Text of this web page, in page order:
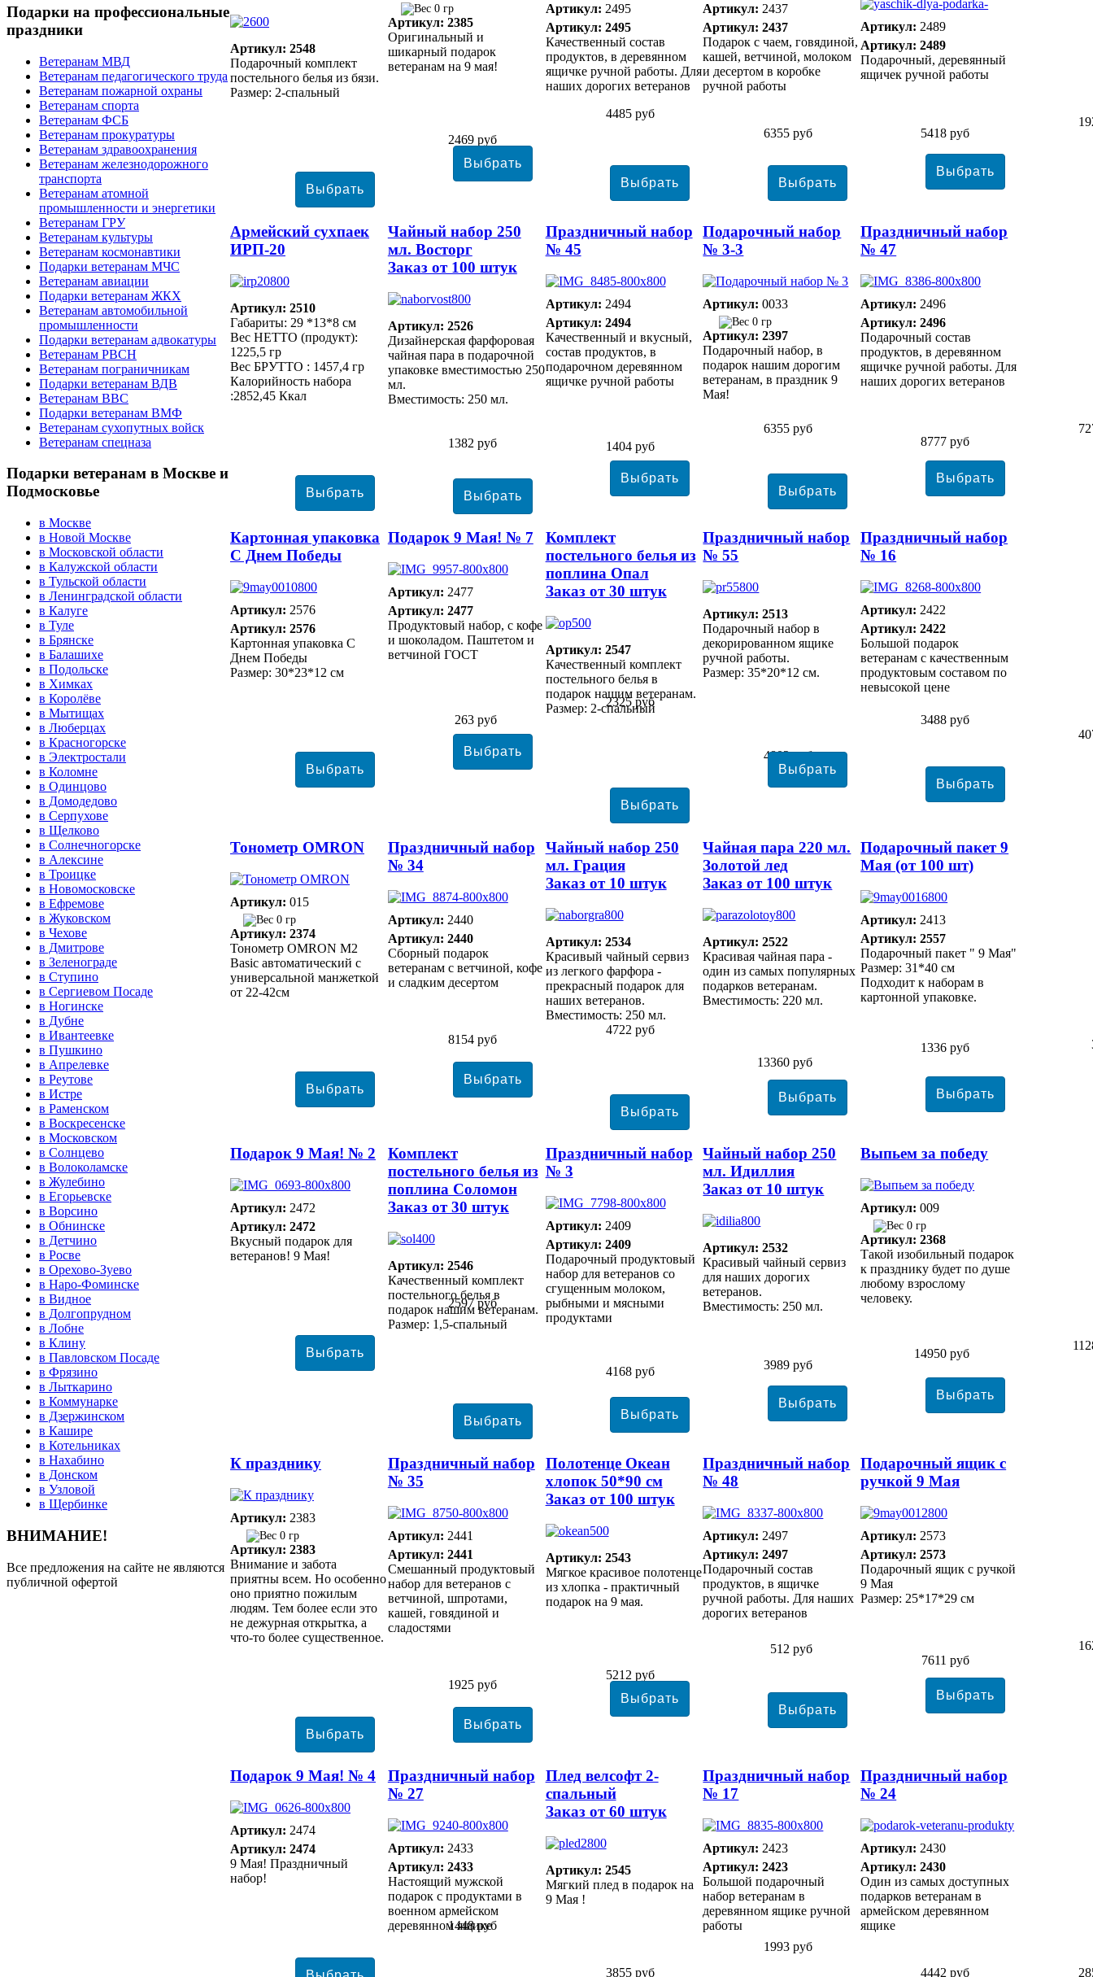
Артикул: 2548
Подарочный комплект
постельного белья из бязи.
Размер: 2-спальный
2469 руб
0 гр
Артикул: 2385
Оригинальный и
шикарный подарок
ветеранам на 9 мая!
4485 руб
Артикул: 2495
Артикул: 2495
Качественный состав
продуктов, в деревянном
ящичке ручной работы. Для
наших дорогих ветеранов
6355 руб
Артикул: 2437
Артикул: 2437
Подарок с чаем, говядиной,
кашей, ветчиной, молоком
и десертом в коробке
ручной работы
5418 руб
Артикул: 2489
Артикул: 2489
Подарочный, деревянный
ящичек ручной работы
Армейский сухпаек
ИРП-20
Артикул: 2510
Габариты: 29 *13*8 см
Вес НЕТТО (продукт):
1225,5 гр
Вес БРУТТО : 1457,4 гр
Калорийность набора
:2852,45 Ккал
1382 руб
Чайный набор 250
мл. Восторг
Заказ от 100 штук
Артикул: 2526
Дизайнерская фарфоровая
чайная пара в подарочной
упаковке вместимостью 250
мл.
Вместимость: 250 мл.
1404 руб
Праздничный набор
№ 45
Артикул: 2494
Артикул: 2494
Качественный и вкусный,
состав продуктов, в
подарочном деревянном
ящичке ручной работы
6355 руб
Подарочный набор
№ 3-3
Артикул: 0033
0 гр
Артикул: 2397
Подарочный набор, в
подарок нашим дорогим
ветеранам, в праздник 9
Мая!
8777 руб
Праздничный набор
№ 47
Артикул: 2496
Артикул: 2496
Подарочный состав
продуктов, в деревянном
ящичке ручной работы. Для
наших дорогих ветеранов
Картонная упаковка
С Днем Победы
Артикул: 2576
Артикул: 2576
Картонная упаковка С
Днем Победы
Размер: 30*23*12 см
263 руб
Подарок 9 Мая! № 7
Артикул: 2477
Артикул: 2477
Продуктовый набор, с кофе
и шоколадом. Паштетом и
ветчиной ГОСТ
2325 руб
Комплект
постельного белья из
поплина Опал
Заказ от 30 штук
Артикул: 2547
Качественный комплект
постельного белья в
подарок нашим ветеранам.
Размер: 2-спальный
4802 руб
Праздничный набор
№ 55
Артикул: 2513
Подарочный набор в
декорированном ящике
ручной работы.
Размер: 35*20*12 см.
3488 руб
Праздничный набор
№ 16
Артикул: 2422
Артикул: 2422
Большой подарок
ветеранам с качественным
продуктовым составом по
невысокой цене
Тонометр ОMRON
Артикул: 015
0 гр
Артикул: 2374
Тонометр ОMRON M2
Basic автоматический с
универсальной манжеткой
от 22-42см
8154 руб
Праздничный набор
№ 34
Артикул: 2440
Артикул: 2440
Сборный подарок
ветеранам с ветчиной, кофе
и сладким десертом
4722 руб
Чайный набор 250
мл. Грация
Заказ от 10 штук
Артикул: 2534
Красивый чайный сервиз
из легкого фарфора -
прекрасный подарок для
наших ветеранов.
Вместимость: 250 мл.
13360 руб
Чайная пара 220 мл.
Золотой лед
Заказ от 100 штук
Артикул: 2522
Красивая чайная пара -
один из самых популярных
подарков ветеранам.
Вместимость: 220 мл.
1336 руб
Подарочный пакет 9
Мая (от 100 шт)
Артикул: 2413
Артикул: 2557
Подарочный пакет " 9 Мая"
Размер: 31*40 см
Подходит к наборам в
картонной упаковке.
Подарок 9 Мая! № 2
Артикул: 2472
Артикул: 2472
Вкусный подарок для
ветеранов! 9 Мая!
2597 руб
Комплект
постельного белья из
поплина Соломон
Заказ от 30 штук
Артикул: 2546
Качественный комплект
постельного белья в
подарок нашим ветеранам.
Размер: 1,5-спальный
4168 руб
Праздничный набор
№ 3
Артикул: 2409
Артикул: 2409
Подарочный продуктовый
набор для ветеранов со
сгущенным молоком,
рыбными и мясными
продуктами
3989 руб
Чайный набор 250
мл. Идиллия
Заказ от 10 штук
Артикул: 2532
Красивый чайный сервиз
для наших дорогих
ветеранов.
Вместимость: 250 мл.
14950 руб
Выпьем за победу
Артикул: 009
0 гр
Артикул: 2368
Такой изобильный подарок
к празднику будет по душе
любому взрослому
человеку.
К празднику
Артикул: 2383
0 гр
Артикул: 2383
Внимание и забота
приятны всем. Но особенно
оно приятно пожилым
людям. Тем более если это
не дежурная открытка, а
что-то более существенное.
1925 руб
Праздничный набор
№ 35
Артикул: 2441
Артикул: 2441
Смешанный продуктовый
набор для ветеранов с
ветчиной, шпротами,
кашей, говядиной и
сладостями
5212 руб
Полотенце Океан
хлопок 50*90 см
Заказ от 100 штук
Артикул: 2543
Мягкое красивое полотенце
из хлопка - практичный
подарок на 9 мая.
512 руб
Праздничный набор
№ 48
Артикул: 2497
Артикул: 2497
Подарочный состав
продуктов, в ящичке
ручной работы. Для наших
дорогих ветеранов
7611 руб
Подарочный ящик с
ручкой 9 Мая
Артикул: 2573
Артикул: 2573
Подарочный ящик с ручкой
9 Мая
Размер: 25*17*29 см
Подарок 9 Мая! № 4
Артикул: 2474
Артикул: 2474
9 Мая! Праздничный
набор!
1448 руб
Праздничный набор
№ 27
Артикул: 2433
Артикул: 2433
Настоящий мужской
подарок с продуктами в
военном армейском
деревянном ящике
3855 руб
Плед велсофт 2-
спальный
Заказ от 60 штук
Артикул: 2545
Мягкий плед в подарок на
9 Мая !
1993 руб
Праздничный набор
№ 17
Артикул: 2423
Артикул: 2423
Большой подарочный
набор ветеранам в
деревянном ящике ручной
работы
4442 руб
Праздничный набор
№ 24
Артикул: 2430
Артикул: 2430
Один из самых доступных
подарков ветеранам в
армейском деревянном
ящике
Подарки на профессиональные
праздники
Ветеранам МВД
Ветеранам педагогического труда
Ветеранам пожарной охраны
Ветеранам спорта
Ветеранам ФСБ
Ветеранам прокуратуры
Ветеранам здравоохранения
Ветеранам железнодорожного
транспорта
Ветеранам атомной
промышленности и энергетики
Ветеранам ГРУ
Ветеранам культуры
Ветеранам космонавтики
Подарки ветеранам МЧС
Ветеранам авиации
Подарки ветеранам ЖКХ
Ветеранам автомобильной
промышленности
Подарки ветеранам адвокатуры
Ветеранам РВСН
Ветеранам пограничникам
Подарки ветеранам ВДВ
Ветеранам ВВС
Подарки ветеранам ВМФ
Ветеранам сухопутных войск
Ветеранам спецназа
Подарки ветеранам в Москве и
Подмосковье
в Москве
в Новой Москве
в Московской области
в Калужской области
в Тульской области
в Ленинградской области
в Калуге
в Туле
в Брянске
в Балашихе
в Подольске
в Химках
в Королёве
в Мытищах
в Люберцах
в Красногорске
в Электростали
в Коломне
в Одинцово
в Домодедово
в Серпухове
в Щелково
в Солнечногорске
в Алексине
в Троицке
в Новомосковске
в Ефремове
в Жуковском
в Чехове
в Дмитрове
в Зеленограде
в Ступино
в Сергиевом Посаде
в Ногинске
в Дубне
в Ивантеевке
в Пушкино
в Апрелевке
в Реутове
в Истре
в Раменском
в Воскресенске
в Московском
в Солнцево
в Волоколамске
в Жулебино
в Егорьевске
в Ворсино
в Обнинске
в Детчино
в Росве
в Орехово-Зуево
в Наро-Фоминске
в Видное
в Долгопрудном
в Лобне
в Клину
в Павловском Посаде
в Фрязино
в Лыткарино
в Коммунарке
в Дзержинском
в Кашире
в Котельниках
в Нахабино
в Донском
в Узловой
в Щербинке
ВНИМАНИЕ!
Все предложения на сайте не являются
публичной офертой